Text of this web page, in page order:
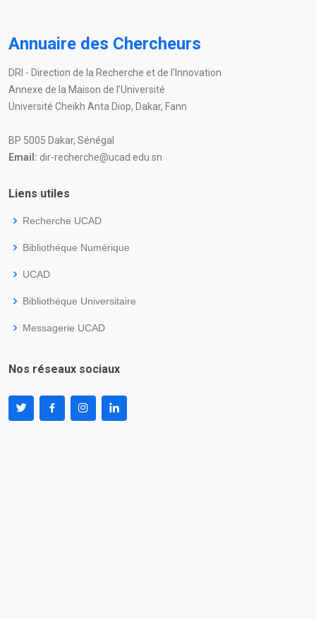
Annuaire des Chercheurs
DRI - Direction de la Recherche et de l'Innovation
Annexe de la Maison de l’Université
Université Cheikh Anta Diop, Dakar, Fann
BP 5005 Dakar, Sénégal
Email: dir-recherche@ucad.edu.sn
Liens utiles
Recherche UCAD
Bibliothéque Numérique
UCAD
Bibliothéque Universitaire
Messagerie UCAD
Nos réseaux sociaux